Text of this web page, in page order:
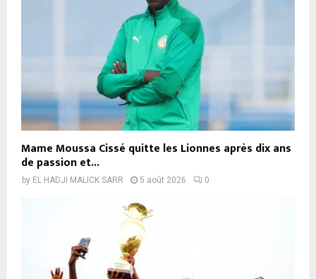
Mame Moussa Cissé quitte les Lionnes après dix ans
de passion et...
by EL HADJI MALICK SARR 5 août 2026 0